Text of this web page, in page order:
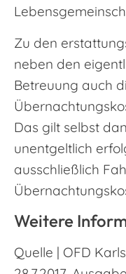
Zu den
neben den
Betreuung auch
Das gilt selbst
unentgeltlich
ausschließlich
Weitere
Quelle | OFD